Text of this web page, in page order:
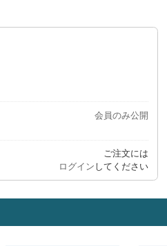
会員のみ公開
ご注文には
ログイン してください